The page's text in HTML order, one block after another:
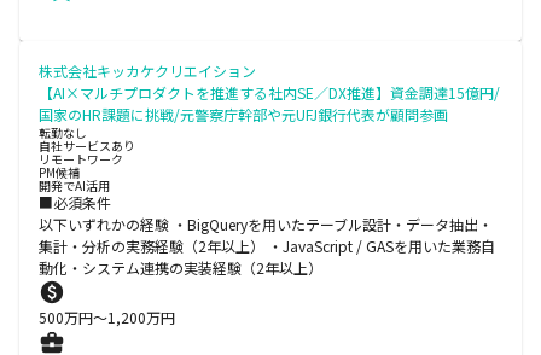
株式会社キッカケクリエイション
【AI×マルチプロダクトを推進する社内SE／DX推進】資金調達15億円/
国家のHR課題に挑戦/元警察庁幹部や元UFJ銀行代表が顧問参画
転勤なし
自社サービスあり
リモートワーク
PM候補
開発でAI活用
■必須条件
以下いずれかの経験 ・BigQueryを用いたテーブル設計・データ抽出・
集計・分析の実務経験（2年以上） ・JavaScript / GASを用いた業務自
動化・システム連携の実装経験（2年以上）
500万円〜1,200万円